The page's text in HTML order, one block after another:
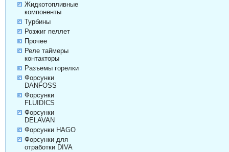
Жидкотопливные
компоненты
Турбины
Розжиг пеллет
Прочее
Реле таймеры
контакторы
Разъемы горелки
Форсунки
DANFOSS
Форсунки
FLUIDICS
Форсунки
DELAVAN
Форсунки HAGO
Форсунки для
отработки DIVA